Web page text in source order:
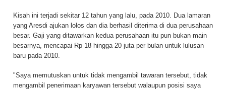
Kisah ini terjadi sekitar 12 tahun yang lalu, pada 2010. Dua lamaran
yang Aresdi ajukan lolos dan dia berhasil diterima di dua perusahaan
besar. Gaji yang ditawarkan kedua perusahaan itu pun bukan main
besarnya, mencapai Rp 18 hingga 20 juta per bulan untuk lulusan
baru pada 2010.
"Saya memutuskan untuk tidak mengambil tawaran tersebut, tidak
mengambil penerimaan karyawan tersebut walaupun posisi saya